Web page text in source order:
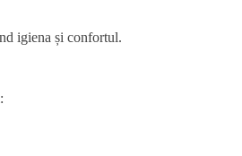
igiena și confortul.